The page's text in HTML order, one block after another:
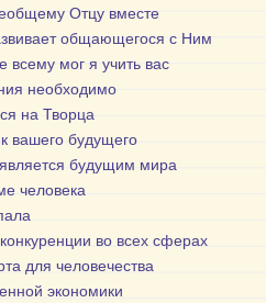
Отцу вместе
общающегося с Ним
мог я учить вас
необходимо
на Творца
вашего будущего
будущим мира
человека
во всех сферах
для человечества
экономики